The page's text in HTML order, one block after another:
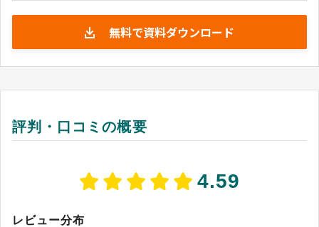
ます。管理画面から操作するWEBタイプと、既存
システムと連携して自動送信するAPIタイプの両
方に対応しているため、個別送信だけでなく一斉
送信も可能です。 また、携帯キャリアと直接つな
を届けられる点が魅力です。長文の自動分割や送
信予約、チャットのようにやり取りできる双方向
理できます。自動車ディーラーの来店予約、不動
種を問わず幅広いシーンで活用できるサービスで
無料で資料ダウンロード
評判・口コミの概要
4.59
レビュー分布